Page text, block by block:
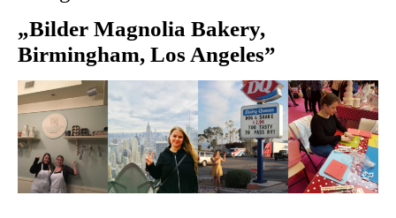
„Bilder Magnolia Bakery,
Birmingham, Los Angeles”